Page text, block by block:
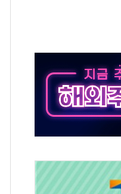
이익 흑자 전환
과세는 과세 원칙 어긋나"
1000만 돌파
서한…"표현의 자유 위협"
영업이익 121% 급증
·충북 선관위 등 추가 압수수색
일 2주년 기념 행사
세제지원 긍정 검토되길"
환경부분 최우수상 수상